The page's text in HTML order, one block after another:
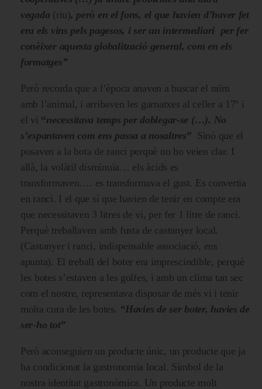
vegada (riu), però en el fons, el que havien d’haver fet
era els vins pels pagesos, i ser un intermediari per fer
conèixer aquesta globalització general, com en els
formatges”
Però recorda que a l’època anaven a buscar el raïm
amb l’animal, i arribaven les garnatxes al celler a 17º i
el vi “necessitava temps per doblegar-se (…). No
s’espantaven com ens passa a nosaltres” Sinó que el
posaven a la bota de ranci perquè no ho veien clar. I
allà, la volàtil disminuïa… els àcids es
transformaven…. es transformava el gust. Es convertia
en ranci. I el que sí que havien de tenir en compte era
que necessitaven 3 litres de vi, per fer 1 litre de ranci.
Perquè treballaven amb fusta de castanyer local.
(Castanyer i ranci, indispensable associació, ens
apunta). El treball del boter era imprescindible, perquè
les botes s’estaven a les golfes, i amb un clima tan sec
com el nostre, representava disposar de més vi i tenir
molta cura de les botes. “Havies de ser boter, havies de
ser-ho tot”
Però aconseguien un producte únic, un producte que ja
ha condicionat la gastronomia local. Símbol de la
nostra identitat gastronòmica. Un producte molt